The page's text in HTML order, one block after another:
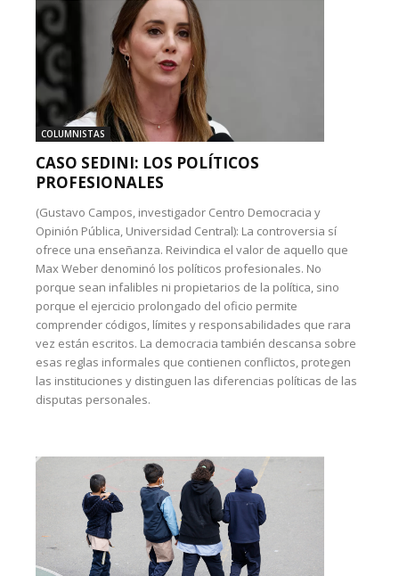
COLUMNISTAS
CASO SEDINI: LOS POLÍTICOS
PROFESIONALES
(Gustavo Campos, investigador Centro Democracia y
Opinión Pública, Universidad Central): La controversia sí
ofrece una enseñanza. Reivindica el valor de aquello que
Max Weber denominó los políticos profesionales. No
porque sean infalibles ni propietarios de la política, sino
porque el ejercicio prolongado del oficio permite
comprender códigos, límites y responsabilidades que rara
vez están escritos. La democracia también descansa sobre
esas reglas informales que contienen conflictos, protegen
las instituciones y distinguen las diferencias políticas de las
disputas personales.